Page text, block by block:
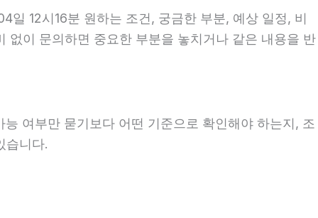
12시16분 원하는 조건, 궁금한 부분, 예상 일정, 비
없이 문의하면 중요한 부분을 놓치거나 같은 내용을 반
여부만 묻기보다 어떤 기준으로 확인해야 하는지, 조
습니다.